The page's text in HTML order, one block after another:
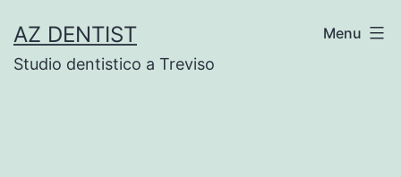
to
content
AZ DENTIST
Studio dentistico a Treviso
Menu